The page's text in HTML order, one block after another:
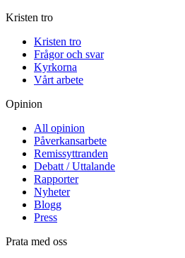
Kristen tro
Kristen tro
Frågor och svar
Kyrkorna
Vårt arbete
Opinion
All opinion
Påverkansarbete
Remissyttranden
Debatt / Uttalande
Rapporter
Nyheter
Blogg
Press
Prata med oss